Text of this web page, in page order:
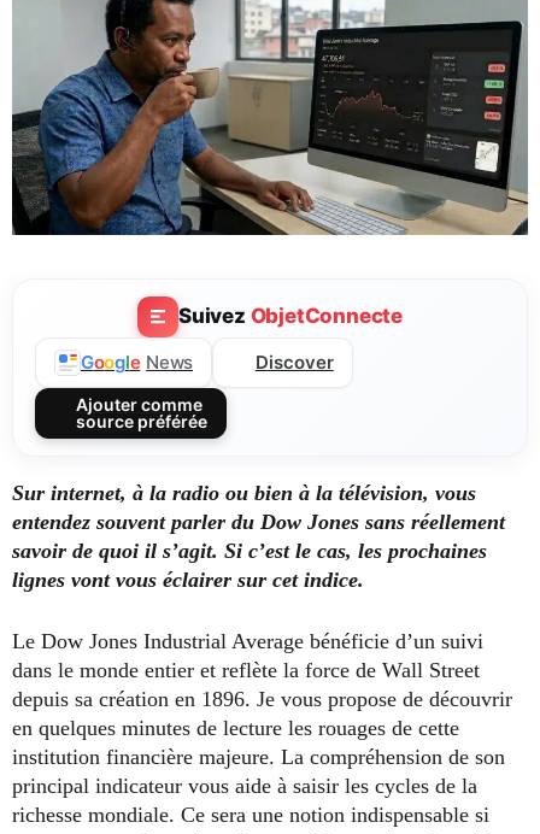
Suivez ObjetConnecte
Google News Discover
Ajouter comme
source préférée
Sur internet, à la radio ou bien à la télévision, vous
entendez souvent parler du Dow Jones sans réellement
savoir de quoi il s’agit. Si c’est le cas, les prochaines
lignes vont vous éclairer sur cet indice.
Le Dow Jones Industrial Average bénéficie d’un suivi
dans le monde entier et reflète la force de Wall Street
depuis sa création en 1896. Je vous propose de découvrir
en quelques minutes de lecture les rouages de cette
institution financière majeure. La compréhension de son
principal indicateur vous aide à saisir les cycles de la
richesse mondiale. Ce sera une notion indispensable si